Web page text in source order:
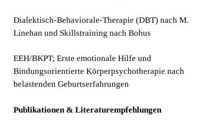
2019-2024
2023
Approbation Psychologische Psychotherapeutin,
Dialektisch-Behaviorale-Therapie (DBT) nach M.
Linehan und Skillstraining nach Bohus
EEH/BKPT; Erste emotionale Hilfe und
Bindungsorientierte Körperpsychotherapie nach
belastenden Geburtserfahrungen
Publikationen & Literaturempfehlungen